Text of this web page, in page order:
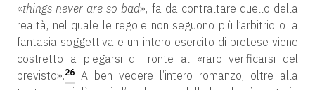
«things never are so bad», fa da contraltare quello della
realtà, nel quale le regole non seguono più l’arbitrio o la
fantasia soggettiva e un intero esercito di pretese viene
costretto a piegarsi di fronte al «raro verificarsi del
previsto».26 A ben vedere l’intero romanzo, oltre alla